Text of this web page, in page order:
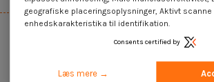
Salg af enheder og mængder
geografiske placeringsoplysninger, Aktivt scanne
enhedskarakteristika til identifikation.
Consents certified by
Læs mere →